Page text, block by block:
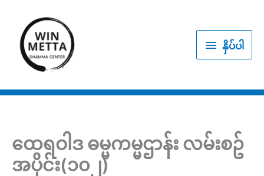
content
နှိပ် နှိပ်ပါ
ထေရဝါဒ ဓမ္မကမ္မဌာန်း လမ်းစဥ်
အပိုင်း(၁၀၂)